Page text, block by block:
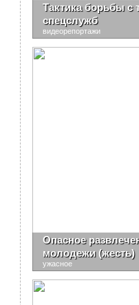
Тактика борьбы с
спецслужб
видеорепортажи
Опасное
молодежи (жесть)
ужасное